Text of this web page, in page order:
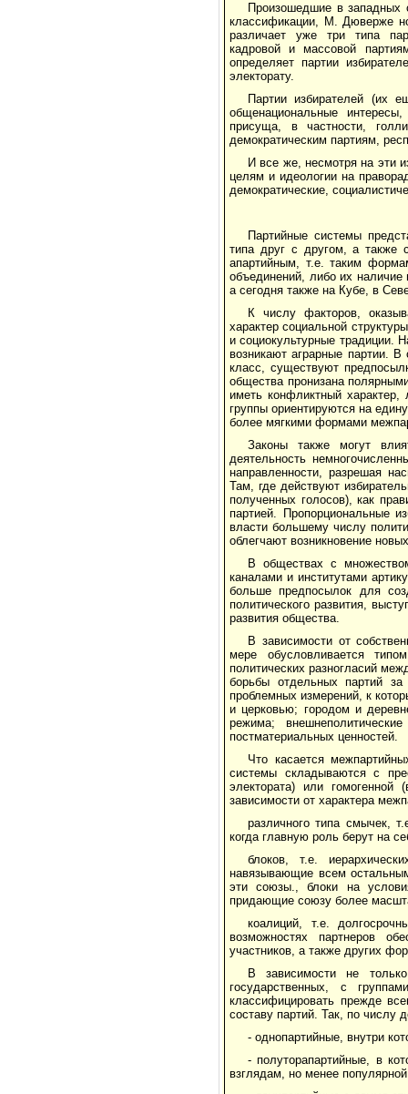
Произошедшие в западных
классификации, М. Дюверже
различает уже три типа
кадровой и массовой
определяет партии
электорату.
Партии избирателей (их
общенациональные
присуща, в частности,
демократическим партиям,
И все же, несмотря на эти
целям и идеологии на
демократические,
Партийные системы
типа друг с другом, а также
апартийным, т.е. таким
объединений, либо их
а сегодня также на Кубе, в
К числу факторов,
характер социальной
и социокультурные традиции.
возникают аграрные партии.
класс, существуют
общества пронизана
иметь конфликтный
группы ориентируются на
более мягкими формами
Законы также могут
деятельность
направленности, разрешая
Там, где действуют
полученных голосов), как
партией. Пропорциональные
власти большему числу
облегчают возникновение
В обществах с
каналами и институтами
больше предпосылок для
политического развития,
развития общества.
В зависимости от
мере обусловливается
политических разногласий
борьбы отдельных партий
проблемных измерений, к
и церковью; городом и
режима;
постматериальных ценностей.
Что касается
системы складываются с
электората) или
зависимости от характера
различного типа смычек,
когда главную роль берут на
блоков, т.е.
навязывающие всем
эти союзы., блоки на
придающие союзу более
коалиций, т.е.
возможностях партнеров
участников, а также других
В зависимости не
государственных, с
классифицировать прежде
составу партий. Так, по
- однопартийные, внутри
- полуторапартийные, в
взглядам, но менее популярной